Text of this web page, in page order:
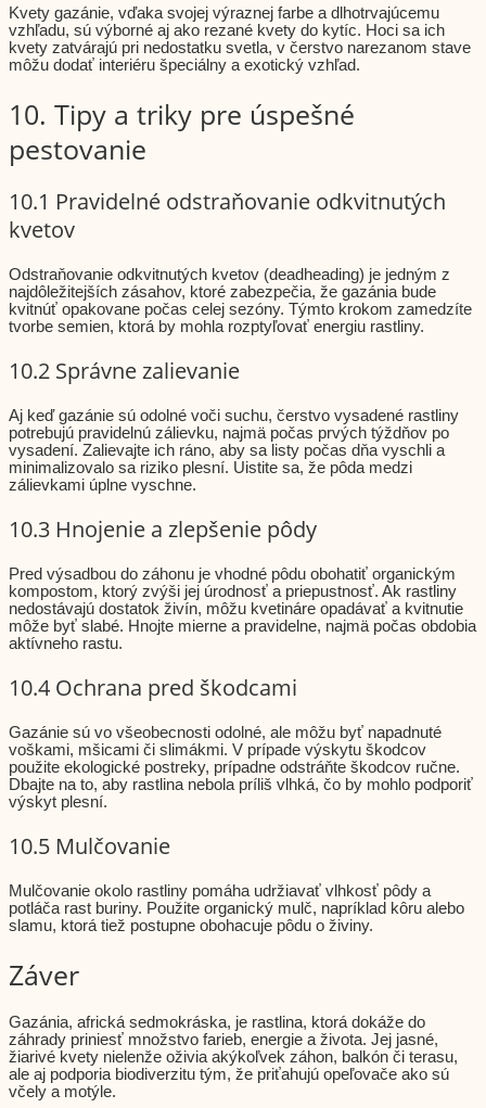
Kvety gazánie, vďaka svojej výraznej farbe a dlhotrvajúcemu
vzhľadu, sú výborné aj ako rezané kvety do kytíc. Hoci sa ich
kvety zatvárajú pri nedostatku svetla, v čerstvo narezanom stave
môžu dodať interiéru špeciálny a exotický vzhľad.
10. Tipy a triky pre úspešné
pestovanie
10.1 Pravidelné odstraňovanie odkvitnutých
kvetov
Odstraňovanie odkvitnutých kvetov (deadheading) je jedným z
najdôležitejších zásahov, ktoré zabezpečia, že gazánia bude
kvitnúť opakovane počas celej sezóny. Týmto krokom zamedzíte
tvorbe semien, ktorá by mohla rozptyľovať energiu rastliny.
10.2 Správne zalievanie
Aj keď gazánie sú odolné voči suchu, čerstvo vysadené rastliny
potrebujú pravidelnú zálievku, najmä počas prvých týždňov po
vysadení. Zalievajte ich ráno, aby sa listy počas dňa vyschli a
minimalizovalo sa riziko plesní. Uistite sa, že pôda medzi
zálievkami úplne vyschne.
10.3 Hnojenie a zlepšenie pôdy
Pred výsadbou do záhonu je vhodné pôdu obohatiť organickým
kompostom, ktorý zvýši jej úrodnosť a priepustnosť. Ak rastliny
nedostávajú dostatok živín, môžu kvetináre opadávať a kvitnutie
môže byť slabé. Hnojte mierne a pravidelne, najmä počas obdobia
aktívneho rastu.
10.4 Ochrana pred škodcami
Gazánie sú vo všeobecnosti odolné, ale môžu byť napadnuté
voškami, mšicami či slimákmi. V prípade výskytu škodcov
použite ekologické postreky, prípadne odstráňte škodcov ručne.
Dbajte na to, aby rastlina nebola príliš vlhká, čo by mohlo podporiť
výskyt plesní.
10.5 Mulčovanie
Mulčovanie okolo rastliny pomáha udržiavať vlhkosť pôdy a
potláča rast buriny. Použite organický mulč, napríklad kôru alebo
slamu, ktorá tiež postupne obohacuje pôdu o živiny.
Záver
Gazánia, africká sedmokráska, je rastlina, ktorá dokáže do
záhrady priniesť množstvo farieb, energie a života. Jej jasné,
žiarivé kvety nielenže oživia akýkoľvek záhon, balkón či terasu,
ale aj podporia biodiverzitu tým, že priťahujú opeľovače ako sú
včely a motýle.